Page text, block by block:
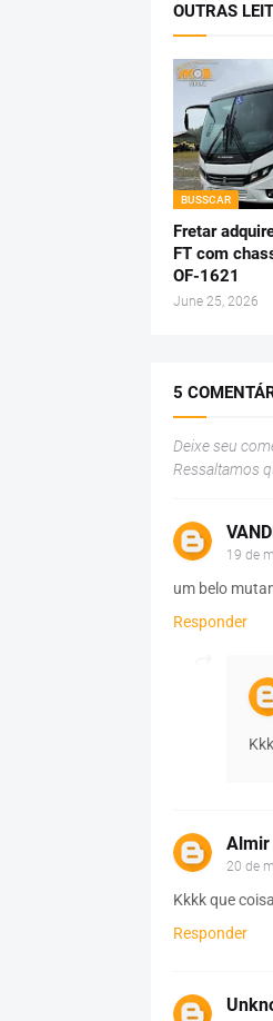
OUTRAS
BUSSCAR
Fretar
FT com
OF-1621
June 25, 2026
5
Deixe seu
Ressaltamos
19 de
um belo
Responder
Almir
20 de
Kkkk que
Responder